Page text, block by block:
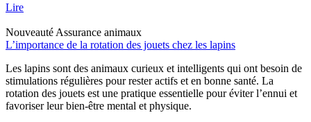
Lire
Nouveauté Assurance animaux
L’importance de la rotation des jouets chez les lapins
Les lapins sont des animaux curieux et intelligents qui ont besoin de
stimulations régulières pour rester actifs et en bonne santé. La
rotation des jouets est une pratique essentielle pour éviter l’ennui et
favoriser leur bien-être mental et physique.